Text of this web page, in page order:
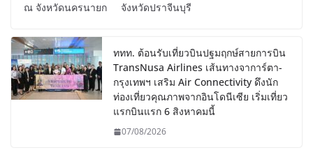
ณ จังหวัดนครนายก จังหวัดปราจีนบุรี
ททท. ต้อนรับเที่ยวบินปฐมฤกษ์สายการบิน
TransNusa Airlines เส้นทางจาการ์ตา-
กรุงเทพฯ เสริม Air Connectivity ดึงนัก
ท่องเที่ยวคุณภาพจากอินโดนีเซีย เริ่มเที่ยว
แรกบินแรก 6 สิงหาคมนี้
07/08/2026